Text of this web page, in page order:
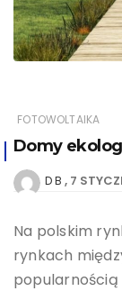
FOTOWOLTAIKA
Domy
D B 7
Na polskim
rynkach
popularnością